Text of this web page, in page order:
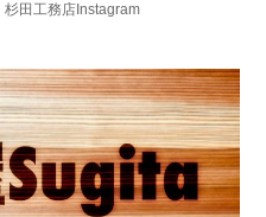
杉田工務店Instagram